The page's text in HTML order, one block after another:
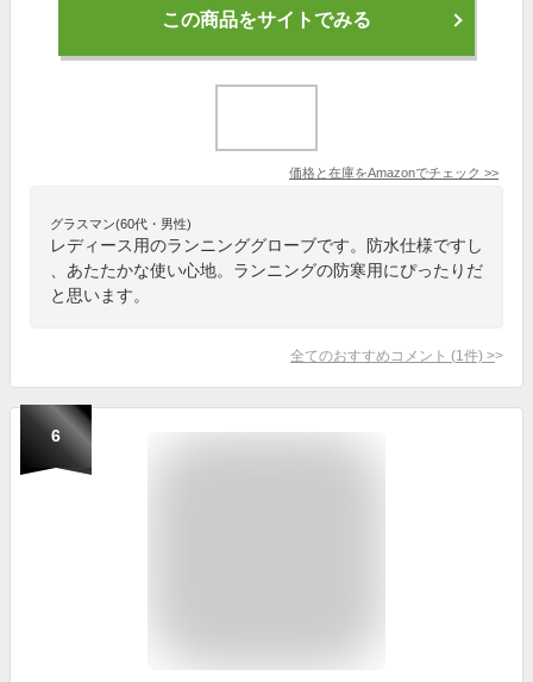
この商品をサイトでみる
価格と在庫をAmazonでチェック >>
グラスマン(60代・男性)
レディース用のランニンググローブです。防水仕様ですし
、あたたかな使い心地。ランニングの防寒用にぴったりだ
と思います。
全てのおすすめコメント (1 件) >
6